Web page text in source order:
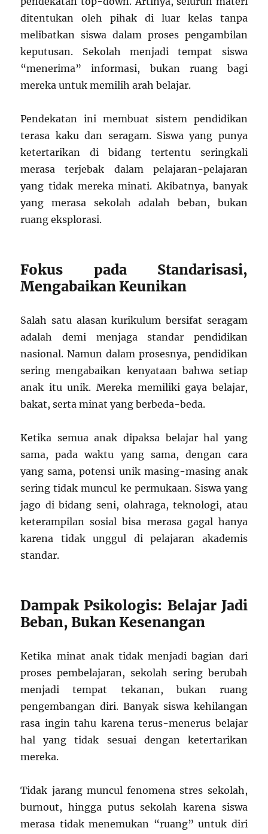
ditentukan oleh pihak di luar kelas tanpa
melibatkan siswa dalam proses pengambilan
keputusan. Sekolah menjadi tempat siswa
“menerima” informasi, bukan ruang bagi
mereka untuk memilih arah belajar.
Pendekatan ini membuat sistem pendidikan
terasa kaku dan seragam. Siswa yang punya
ketertarikan di bidang tertentu seringkali
merasa terjebak dalam pelajaran-pelajaran
yang tidak mereka minati. Akibatnya, banyak
yang merasa sekolah adalah beban, bukan
ruang eksplorasi.
Fokus pada Standarisasi,
Mengabaikan Keunikan
Salah satu alasan kurikulum bersifat seragam
adalah demi menjaga standar pendidikan
nasional. Namun dalam prosesnya, pendidikan
sering mengabaikan kenyataan bahwa setiap
anak itu unik. Mereka memiliki gaya belajar,
bakat, serta minat yang berbeda-beda.
Ketika semua anak dipaksa belajar hal yang
sama, pada waktu yang sama, dengan cara
yang sama, potensi unik masing-masing anak
sering tidak muncul ke permukaan. Siswa yang
jago di bidang seni, olahraga, teknologi, atau
keterampilan sosial bisa merasa gagal hanya
karena tidak unggul di pelajaran akademis
standar.
Dampak Psikologis: Belajar Jadi
Beban, Bukan Kesenangan
Ketika minat anak tidak menjadi bagian dari
proses pembelajaran, sekolah sering berubah
menjadi tempat tekanan, bukan ruang
pengembangan diri. Banyak siswa kehilangan
rasa ingin tahu karena terus-menerus belajar
hal yang tidak sesuai dengan ketertarikan
mereka.
Tidak jarang muncul fenomena stres sekolah,
burnout, hingga putus sekolah karena siswa
merasa tidak menemukan “ruang” untuk diri